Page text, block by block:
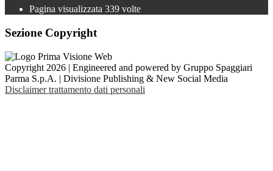
Pagina visualizzata 339 volte
Sezione Copyright
Copyright 2026 | Engineered and powered by Gruppo Spaggiari
Parma S.p.A. | Divisione Publishing & New Social Media
Disclaimer trattamento dati personali